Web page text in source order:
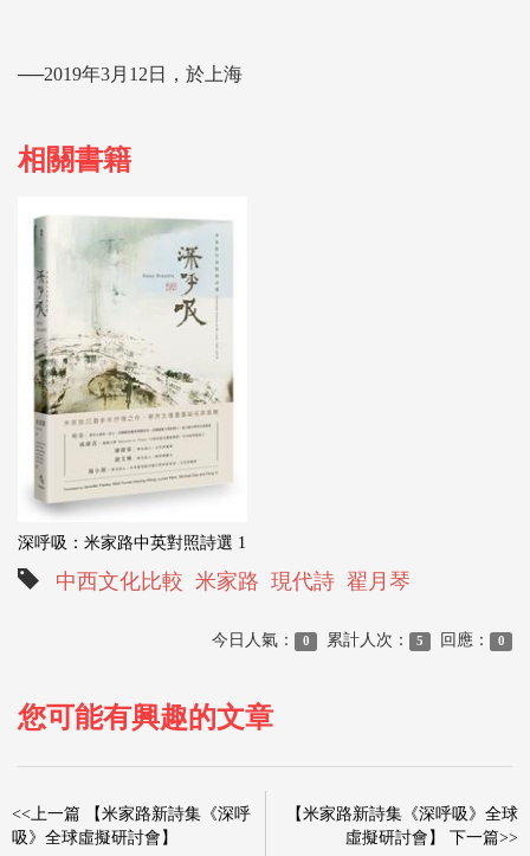
──2019年3月12日，於上海
相關書籍
深呼吸：米家路中英對照詩選 1
中西文化比較 米家路 現代詩 翟月琴
今日人氣： 0 累計人次： 5 回應： 0
您可能有興趣的文章
<<上一篇 【米家路新詩集《深呼
吸》全球虛擬研討會】
【米家路新詩集《深呼吸》全球
虛擬研討會】 下一篇>>